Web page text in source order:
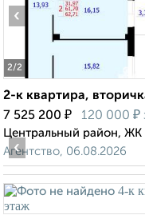
2/2
‹
2-к квартира,
7 525 200 ₽ 120 000 ₽
Центральный район, ЖК
Агентство, 06.08.2026
‹